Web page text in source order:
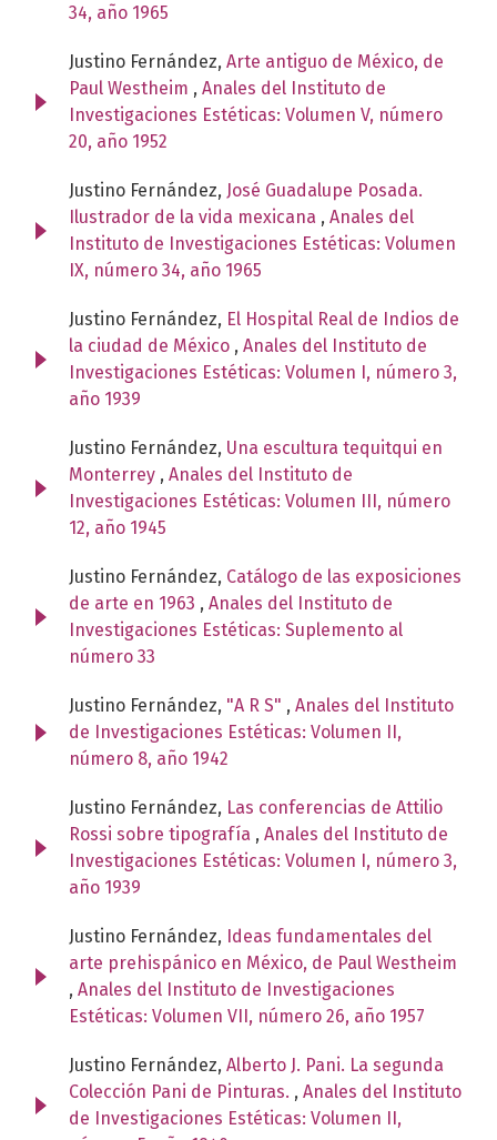
34, año 1965
Justino Fernández, Arte antiguo de México, de
Paul Westheim , Anales del Instituto de
Investigaciones Estéticas: Volumen V, número
20, año 1952
Justino Fernández, José Guadalupe Posada.
Ilustrador de la vida mexicana , Anales del
Instituto de Investigaciones Estéticas: Volumen
IX, número 34, año 1965
Justino Fernández, El Hospital Real de Indios de
la ciudad de México , Anales del Instituto de
Investigaciones Estéticas: Volumen I, número 3,
año 1939
Justino Fernández, Una escultura tequitqui en
Monterrey , Anales del Instituto de
Investigaciones Estéticas: Volumen III, número
12, año 1945
Justino Fernández, Catálogo de las exposiciones
de arte en 1963 , Anales del Instituto de
Investigaciones Estéticas: Suplemento al
número 33
Justino Fernández, "A R S" , Anales del Instituto
de Investigaciones Estéticas: Volumen II,
número 8, año 1942
Justino Fernández, Las conferencias de Attilio
Rossi sobre tipografía , Anales del Instituto de
Investigaciones Estéticas: Volumen I, número 3,
año 1939
Justino Fernández, Ideas fundamentales del
arte prehispánico en México, de Paul Westheim
, Anales del Instituto de Investigaciones
Estéticas: Volumen VII, número 26, año 1957
Justino Fernández, Alberto J. Pani. La segunda
Colección Pani de Pinturas. , Anales del Instituto
de Investigaciones Estéticas: Volumen II,